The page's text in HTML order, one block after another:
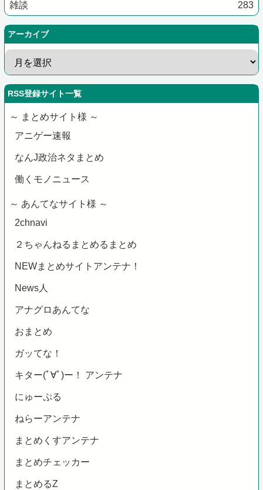
雑談 283
アーカイブ
RSS登録サイト一覧
～ まとめサイト様 ～
アニゲー速報
なんJ政治ネタまとめ
働くモノニュース
～ あんてなサイト様 ～
2chnavi
２ちゃんねるまとめるまとめ
NEWまとめサイトアンテナ！
News人
アナグロあんてな
おまとめ
ガッてな！
キター(ﾟ∀ﾟ)ー！ アンテナ
にゅーぷる
ねらーアンテナ
まとめくすアンテナ
まとめチェッカー
まとめるZ